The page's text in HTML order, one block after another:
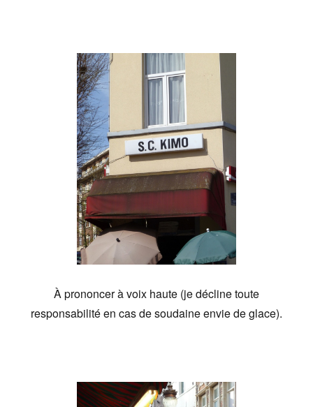
À prononcer à voix haute (je décline toute
responsabilité en cas de soudaine envie de glace).